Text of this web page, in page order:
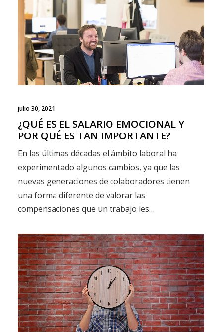
julio 30, 2021
¿QUÉ ES EL SALARIO EMOCIONAL Y
POR QUÉ ES TAN IMPORTANTE?
En las últimas décadas el ámbito laboral ha
experimentado algunos cambios, ya que las
nuevas generaciones de colaboradores tienen
una forma diferente de valorar las
compensaciones que un trabajo les…